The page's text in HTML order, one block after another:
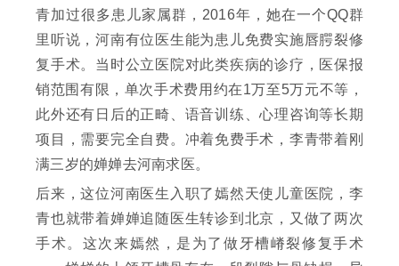
青加过很多患儿家属群，2016年，她在一个QQ群
里听说，河南有位医生能为患儿免费实施唇腭裂修
复手术。当时公立医院对此类疾病的诊疗，医保报
销范围有限，单次手术费用约在1万至5万元不等，
此外还有日后的正畸、语音训练、心理咨询等长期
项目，需要完全自费。冲着免费手术，李青带着刚
满三岁的婵婵去河南求医。
后来，这位河南医生入职了嫣然天使儿童医院，李
青也就带着婵婵追随医生转诊到北京，又做了两次
手术。这次来嫣然，是为了做牙槽嵴裂修复手术